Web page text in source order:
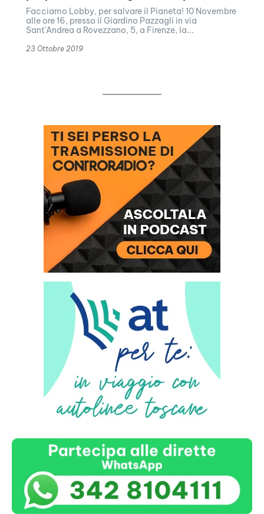
Facciamo Lobby, per salvare il Pianeta! 10 Novembre
alle ore 16, presso il Giardino Pazzagli in via
Sant'Andrea a Rovezzano, 5, a Firenze, la...
23 Ottobre 2019